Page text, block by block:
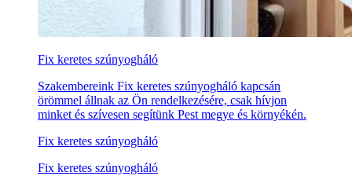
Fix keretes szúnyogháló
Szakembereink Fix keretes szúnyogháló kapcsán
örömmel állnak az Ön rendelkezésére, csak hívjon
minket és szívesen segítünk Pest megye és környékén.
Fix keretes szúnyogháló
Fix keretes szúnyogháló